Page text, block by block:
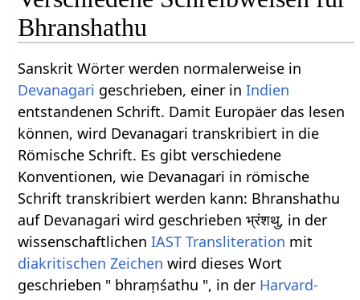
Bhranshathu
Sanskrit Wörter werden normalerweise in
Devanagari geschrieben, einer inIndien
entstandenen Schrift. Damit Europäer das lesen
können, wird Devanagari transkribiert in die
Römische Schrift. Es gibt verschiedene
Konventionen, wie Devanagari in römische
Schrift transkribiert werden kann: Bhranshathu
auf Devanagari wird geschrieben भ्रंशथु, in der
wissenschaftlichenIAST Transliteration mit
diakritischen Zeichen wird dieses Wort
geschrieben " bhraṃśathu ", in der Harvard-